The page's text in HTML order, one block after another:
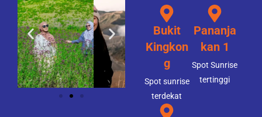
Bukit
Kingkon
g
Spot sunrise
terdekat
Pananja
kan 1
Spot Sunrise
tertinggi